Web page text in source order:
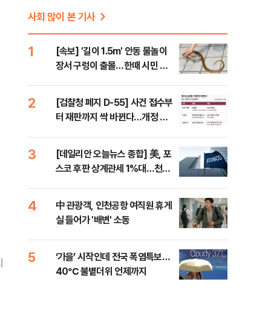
사회 많이 본 기사
1
[속보] '길이 1.5m' 안동 물놀이
장서 구렁이 출몰…한때 시민 대
2
[검찰청 폐지 D-55] 사건 접수부
터 재판까지 싹 바뀐다…개정 형
3
[데일리안 오늘뉴스 종합] 美, 포
스코 후판 상계관세 1%대…천하
'입소'
4
中 관광객, 인천공항 여직원 휴게
실 들어가 '배변' 소동
5
‘가을’ 시작인데 전국 폭염특보…
40℃ 불볕더위 언제까지